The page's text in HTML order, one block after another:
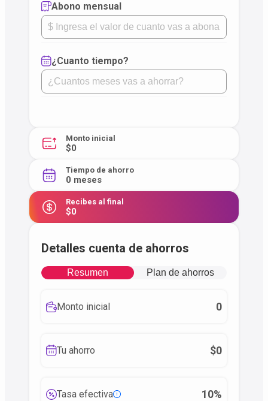
Abono mensual
¿Cuanto tiempo?
Monto inicial
$0
Tiempo de ahorro
0 meses
Recibes al final
$0
Detalles cuenta de ahorros
Resumen Plan de ahorros
Monto inicial 0
Tu ahorro $0
Tasa efectiva 10%